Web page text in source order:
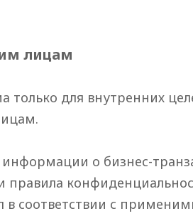
лицам
только для внутренних
информации о бизнес-
правила
соответствии с